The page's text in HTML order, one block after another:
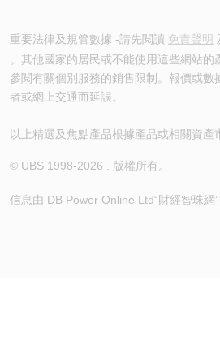
重要法律及規管數據 -請先閱讀 免責聲明
。其他國家的居民或不能使用這些網站的
參閱有關個別服務的銷售限制。報價或數
者或網上交通而延誤。
以上精選及焦點產品根據產品或相關資產
© UBS 1998-2026 . 版權所有。
信息由 DB Power Online Ltd“財經智珠網